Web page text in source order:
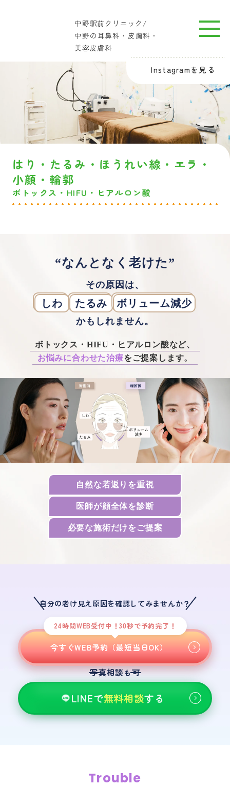
中野駅前クリニック/
中野の耳鼻科・皮膚科・
美容皮膚科
Instagramを見る
はり・たるみ・ほうれい線・エラ・
小顔・輪郭
ボトックス・HIFU・ヒアルロン酸
“なんとなく老けた”
その原因は、
しわ たるみ ボリューム減少
かもしれません。
ボトックス・HIFU・ヒアルロン酸など、
お悩みに合わせた治療をご提案します。
自然な若返り を重視
医師が顔全体を診断
必要な施術だけを ご提案
自分の老け見え原因を確認してみませんか？
24時間WEB受付中！30秒で予約完了！
今すぐWEB予約（最短当日OK）
写真相談も可
LINEで無料相談する
Trouble